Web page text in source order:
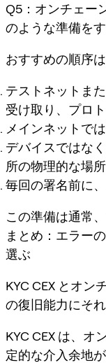
Q5：オンチェー
のような準備を
おすすめの順序
テストネットま
受け取り、プロ
メインネットで
デバイスではな
所の物理的な場
毎回の署名前に
この準備は通常
まとめ：エラー
選ぶ
KYC CEX とオン
の復旧能力にそ
KYC CEX は、オ
定的な介入余地